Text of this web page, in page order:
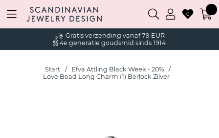
Gratis verzending vanaf 79 EUR
4e generatie goudsmid sinds 1914
0
Start
Efva Attling Black Week - 20%
Love Bead Long Charm (1) Berlock Zilver